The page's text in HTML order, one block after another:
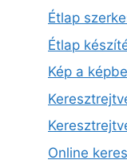
Étlap
Étlap
Kép a
Online